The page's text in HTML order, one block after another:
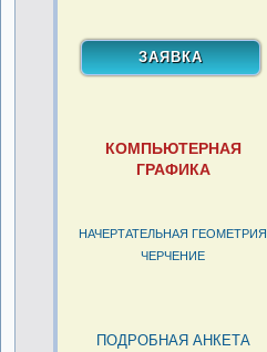
КОМПЬЮТЕРНАЯ
ГРАФИКА
НАЧЕРТАТЕЛЬНАЯ ГЕОМЕТРИЯ
ЧЕРЧЕНИЕ
ПОДРОБНАЯ АНКЕТА